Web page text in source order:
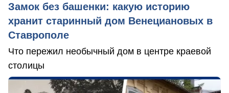
Замок без башенки: какую историю
хранит старинный дом Венециановых в
Ставрополе
Что пережил необычный дом в центре краевой
столицы